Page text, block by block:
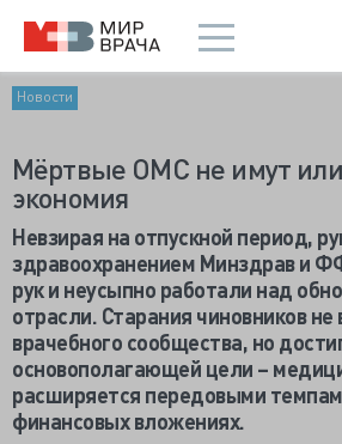
Новости
Мёртвые ОМС не имут
экономия
Невзирая на отпускной период,
здравоохранением Минздрав и
рук и неусыпно работали над
отрасли. Старания чиновников
врачебного сообщества, но
основополагающей цели –
расширяется передовыми
финансовых вложениях.